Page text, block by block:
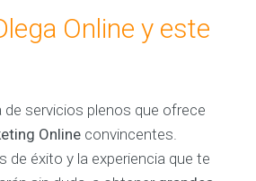
Online y este
servicios plenos que ofrece
Onlineconvincentes.
de éxito y la experiencia que te